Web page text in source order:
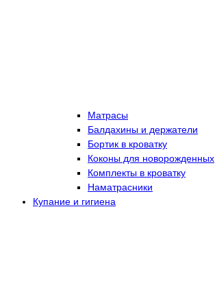
Матрасы
Балдахины и держатели
Бортик в кроватку
Коконы для новорожденных
Комплекты в кроватку
Наматрасники
Купание и гигиена